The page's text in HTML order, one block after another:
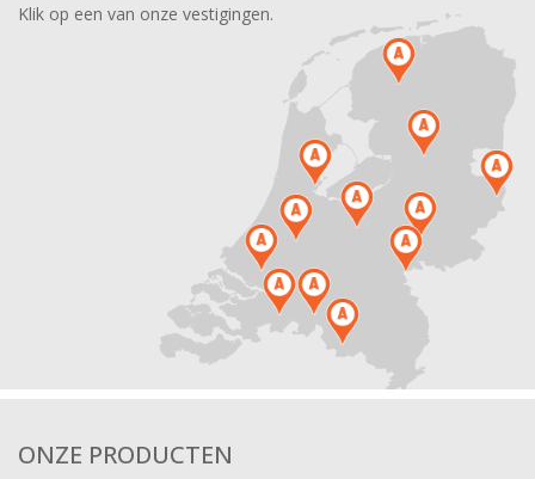
Klik op een van onze vestigingen.
ONZE PRODUCTEN